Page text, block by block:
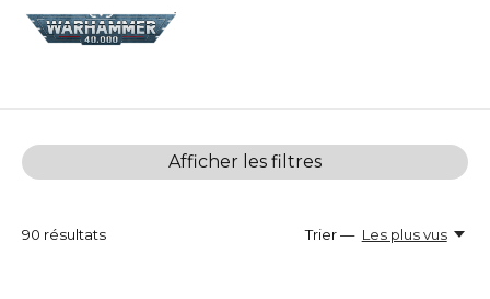
Warhammer 40K
Afficher les filtres
90 résultats Trier — Les plus vus